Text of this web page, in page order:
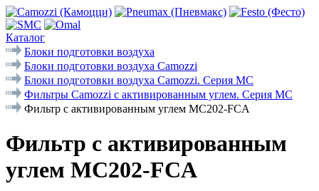
Каталог
Блоки подготовки воздуха
Блоки подготовки воздуха Camozzi
Блоки подготовки воздуха Camozzi. Серия МС
Фильтры Camozzi с активированным углем. Серия MC
Фильтр с активированным углем MC202-FCA
Фильтр с активированным
углем MC202-FCA